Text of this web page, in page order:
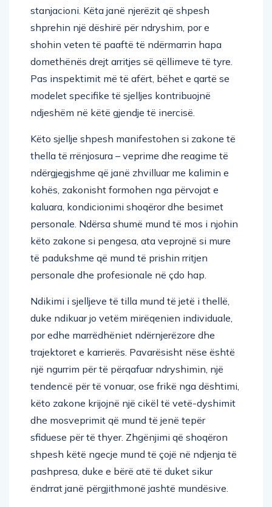
stanjacioni. Këta janë njerëzit që shpesh
shprehin një dëshirë për ndryshim, por e
shohin veten të paaftë të ndërmarrin hapa
domethënës drejt arritjes së qëllimeve të tyre.
Pas inspektimit më të afërt, bëhet e qartë se
modelet specifike të sjelljes kontribuojnë
ndjeshëm në këtë gjendje të inercisë.
Këto sjellje shpesh manifestohen si zakone të
thella të rrënjosura – veprime dhe reagime të
ndërgjegjshme që janë zhvilluar me kalimin e
kohës, zakonisht formohen nga përvojat e
kaluara, kondicionimi shoqëror dhe besimet
personale. Ndërsa shumë mund të mos i njohin
këto zakone si pengesa, ata veprojnë si mure
të padukshme që mund të prishin rritjen
personale dhe profesionale në çdo hap.
Ndikimi i sjelljeve të tilla mund të jetë i thellë,
duke ndikuar jo vetëm mirëqenien individuale,
por edhe marrëdhëniet ndërnjerëzore dhe
trajektoret e karrierës. Pavarësisht nëse është
një ngurrim për të përqafuar ndryshimin, një
tendencë për të vonuar, ose frikë nga dështimi,
këto zakone krijojnë një cikël të vetë-dyshimit
dhe mosveprimit që mund të jenë tepër
sfiduese për të thyer. Zhgënjimi që shoqëron
shpesh këtë ngecje mund të çojë në ndjenja të
pashpresa, duke e bërë atë të duket sikur
ëndrrat janë përgjithmonë jashtë mundësive.